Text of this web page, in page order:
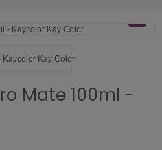
Mate 100ml -